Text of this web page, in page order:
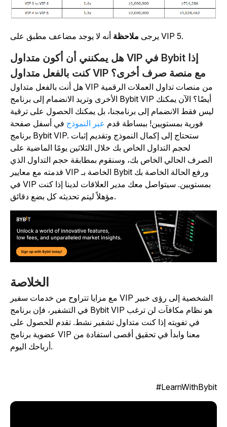
يرجىملاحظة أنه لا يوجد مضاعف مطبق على VIP 5.
هل يمكنني أن أكون متداول VIP في Bybit إذا
كنت بالفعل متداول VIP مع منصة صرف أخرى؟
هل أنت بالفعل متداول VIP من منصات تداول العملات الرقمية
الأخرى وتريد الانضمام إلى برنامج Bybit VIP أيضًا؟ الآن يمكنك
ليس فقط الانضمام إلى برنامجنا، بل يمكنك الحصول على ترقية
فورية بمستويين! ببساطة قدمعبر النموذجفي أسفل صفحة
برنامج Bybit VIP. ستحتاج إلى إكمال النموذج وتقديم إثبات
لحجم التداول الخاص بك خلال الثلاثين يومًا الماضية على
الصرف الحالي الخاص بك، وسنقوم بمطابقة حجم التداول الذي
قدمته مع معايير VIP الخاصة بـ Bybit ورفع الحالة الخاصة بك
في VIP بمستويين. سيتواصل معك مدير العلاقات لدينا إذا كنت
الخلاصة
مع مزايا تتراوح من خدمات سفير VIP الشخصية إلى رؤى خبير
في التشفير، فإن برنامج Bybit VIP هو نظام مكافآت لن ترغب
في تفويته إذا كنت متداول تشفير نشط. تقدم للحصول على
عضوية برنامج VIP معنا وابدأ في تحقيق أقصى استفادة من